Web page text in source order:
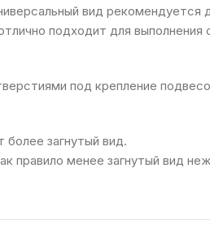
вид рекомендуется
подходит для
под крепление
загнутый вид.
правило менее загнутый вид